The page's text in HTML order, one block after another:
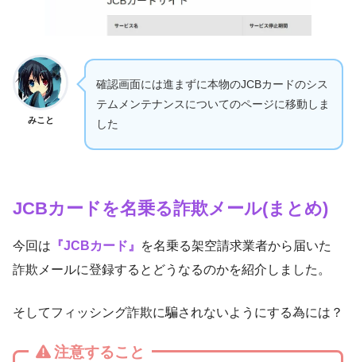
みこと
確認画面には進まずに本物のJCBカードのシス
テムメンテナンスについてのページに移動しま
した
JCBカードを名乗る詐欺メール(まとめ)
今回は 『JCBカード』
を名乗る架空請求業者から届いた
詐欺メールに登録するとどうなるのかを紹介しました。
そしてフィッシング詐欺に騙されないようにする為には？
注意すること